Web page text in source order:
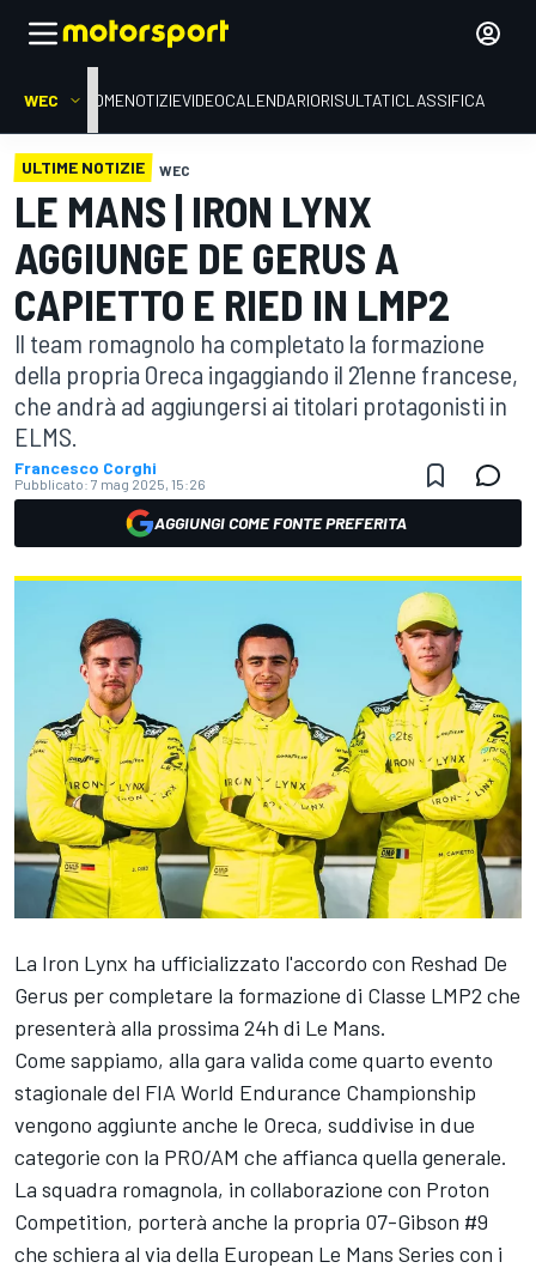
WEC HOMENOTIZIEVIDEOCALENDARIORISULTATICLASSIFICA
ULTIME NOTIZIE WEC
LE MANS | IRON LYNX
AGGIUNGE DE GERUS A
CAPIETTO E RIED IN LMP2
Il team romagnolo ha completato la formazione
della propria Oreca ingaggiando il 21enne francese,
che andrà ad aggiungersi ai titolari protagonisti in
ELMS.
Francesco Corghi
Pubblicato: 7 mag 2025, 15:26
AGGIUNGI COME FONTE PREFERITA
La Iron Lynx ha ufficializzato l'accordo con Reshad De
Gerus per completare la formazione di Classe LMP2 che
presenterà alla prossima 24h di Le Mans.
Come sappiamo, alla gara valida come quarto evento
stagionale del FIA World Endurance Championship
vengono aggiunte anche le Oreca, suddivise in due
categorie con la PRO/AM che affianca quella generale.
La squadra romagnola, in collaborazione con Proton
Competition, porterà anche la propria 07-Gibson #9
che schiera al via della European Le Mans Series con i